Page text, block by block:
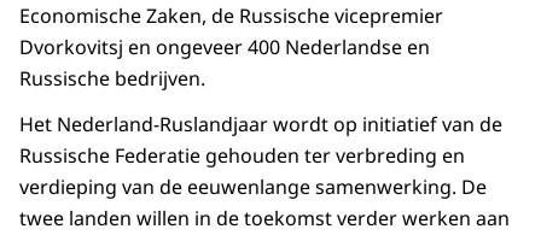
Economische Zaken, de Russische vicepremier
Dvorkovitsj en ongeveer 400 Nederlandse en
Russische bedrijven.
Het Nederland-Ruslandjaar wordt op initiatief van de
Russische Federatie gehouden ter verbreding en
verdieping van de eeuwenlange samenwerking. De
twee landen willen in de toekomst verder werken aan